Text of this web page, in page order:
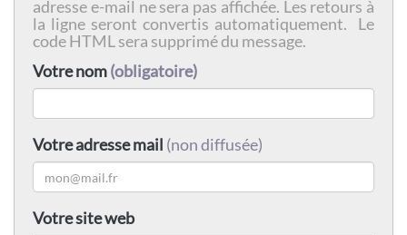
adresse e-mail ne sera pas affichée. Les retours à
la ligne seront convertis automatiquement. Le
code HTML sera supprimé du message.
Votre nom(obligatoire)
Votre adresse mail (non diffusée)
Votre site web